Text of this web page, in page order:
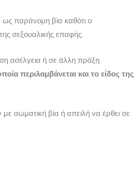
παράνομη βία καθότι ο
σεξουαλικής επαφής.
ασέλγεια ή σε άλλη πράξη
περιλαμβάνεται και το είδος της
σωματική βία ή απειλή να έρθει σε